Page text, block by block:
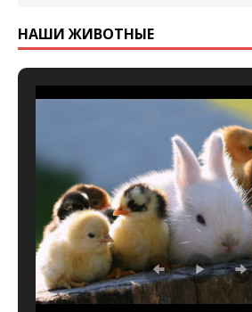
НАШИ ЖИВОТНЫЕ